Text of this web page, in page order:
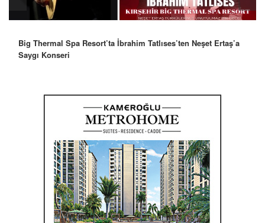
Big Thermal Spa Resort’ta İbrahim Tatlıses’ten Neşet Ertaş’a
Saygı Konseri